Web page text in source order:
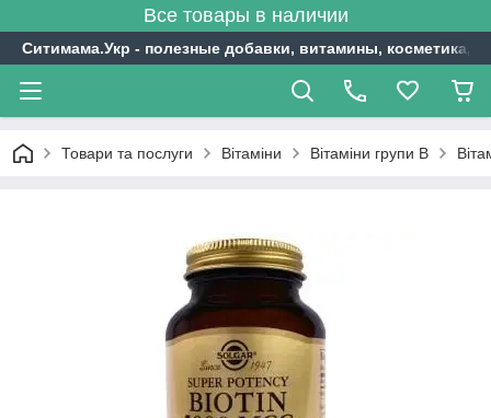
Все товары в наличии
Ситимама.Укр - полезные добавки, витамины, косметика,
Товари та послуги Вітаміни Вітаміни групи В